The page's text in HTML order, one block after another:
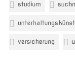
studium
versicherung